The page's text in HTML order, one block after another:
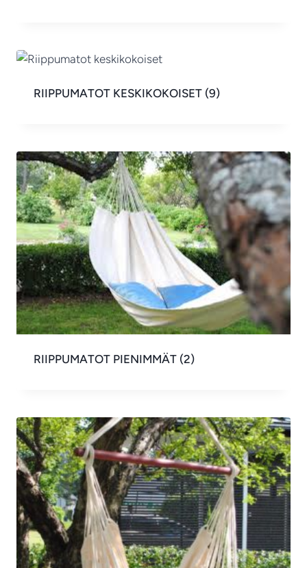
RIIPPUMATOT KESKIKOKOISET (9)
RIIPPUMATOT PIENIMMÄT (2)